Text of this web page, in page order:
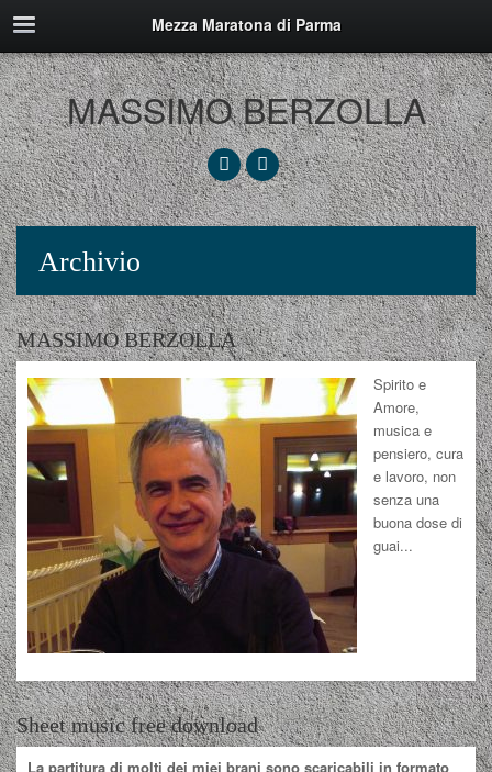
Mezza Maratona di Parma
MASSIMO BERZOLLA
Archivio
MASSIMO BERZOLLA
Spirito e
Amore,
musica e
pensiero, cura
e lavoro, non
senza una
buona dose di
guai...
Sheet music free download
La partitura di molti dei miei brani sono scaricabili in formato